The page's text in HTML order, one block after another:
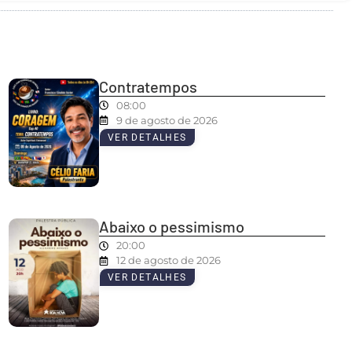
Contratempos
08:00
9 de agosto de 2026
VER DETALHES
Abaixo o pessimismo
20:00
12 de agosto de 2026
VER DETALHES